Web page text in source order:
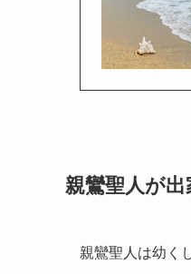
親鸞聖人が
親鸞聖人は幼く